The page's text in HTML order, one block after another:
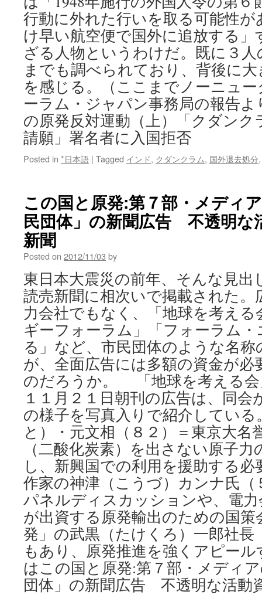
行動に外れた行いを取る可能性
け早い航空便で国外に追放する
ざる人物というわけだ。既に３
までも調べられており、背後に
を感じる。（ここまでノーニュ
ーラム・ジャパン事務局の報告
の原発反対運動（上）「クダン
請願」署名者に入国拒否
Posted in *日本語 | Tagged インド, クダンクラム, 国外退去処分
この国と原発:第７部・メディ
民団体」の新聞広告 不透明
新聞
Posted on 2012/11/03 by
東日本大震災の前年、そんな見出
読売新聞に相次いで掲載された。
力会社でもなく、「地球を考え
ギーフォーラム」「フォーラム
る」など、市民団体のような名
が、全面広告には多額の資金が
のだろうか。 「地球を考える会
１１月２１日朝刊の広告は、同
の様子を写真入りで紹介してい
と）・元文相（８２）＝東京大名
（二酸化炭素）を出さない原子
し、新興国での利用を援助する
作家の神津（こうづ）カンナ氏
パネルディスカッションや、電
が出資する原発輸出のための国策
発」の武黒（たけくろ）一郎社長
もあり、原発推進を強くアピー
はこの国と原発:第７部・メディ
団体」の新聞広告 不透明な活動